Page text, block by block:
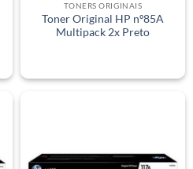
TONERS ORIGINAIS
Toner Original HP nº85A
Multipack 2x Preto